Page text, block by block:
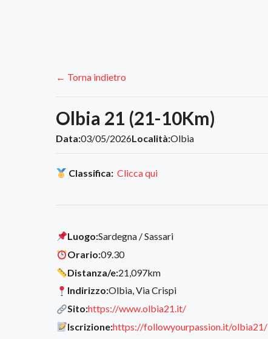
← Torna indietro
Olbia 21 (21-10Km)
Data:03/05/2026Località:Olbia
Classifica: Clicca qui
Luogo:Sardegna / Sassari
Orario:09.30
Distanza/e:21,097km
Indirizzo:Olbia, Via Crispi
Sito:https://www.olbia21.it/
Iscrizione:https://followyourpassion.it/olbia21/